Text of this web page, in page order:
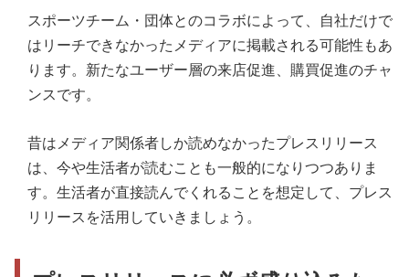
スポーツチーム・団体とのコラボによって、自社だけで
はリーチできなかったメディアに掲載される可能性もあ
ります。新たなユーザー層の来店促進、購買促進のチャ
ンスです。
昔はメディア関係者しか読めなかったプレスリリース
は、今や生活者が読むことも一般的になりつつありま
す。生活者が直接読んでくれることを想定して、プレス
リリースを活用していきましょう。